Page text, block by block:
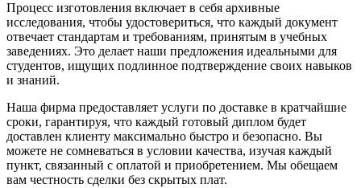
Процесс изготовления включает в себя архивные
исследования, чтобы удостовериться, что каждый документ
отвечает стандартам и требованиям, принятым в учебных
заведениях. Это делает наши предложения идеальными для
студентов, ищущих подлинное подтверждение своих навыков
и знаний.
Наша фирма предоставляет услуги по доставке в кратчайшие
сроки, гарантируя, что каждый готовый диплом будет
доставлен клиенту максимально быстро и безопасно. Вы
можете не сомневаться в условии качества, изучая каждый
пункт, связанный с оплатой и приобретением. Мы обещаем
вам честность сделки без скрытых плат.